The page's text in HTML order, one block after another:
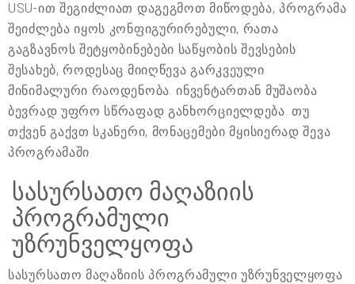
USU-ით შეგიძლიათ დაგეგმოთ მიწოდება, პროგრამა
შეიძლება იყოს კონფიგურირებული, რათა
გაგზავნოს შეტყობინებები საწყობის შევსების
შესახებ, როდესაც მიიღწევა გარკვეული
მინიმალური რაოდენობა. ინვენტართან მუშაობა
ბევრად უფრო სწრაფად განხორციელდება. თუ
თქვენ გაქვთ სკანერი, მონაცემები მყისიერად შევა
პროგრამაში.
სასურსათო მაღაზიის
პროგრამული
უზრუნველყოფა
სასურსათო მაღაზიის პროგრამული უზრუნველყოფა